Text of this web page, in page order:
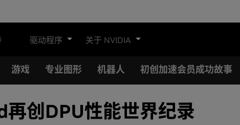
驱动程序 关于 NVIDIA
游戏 专业图形 机器人 初创加速会员成功故事
创DPU性能世界纪录